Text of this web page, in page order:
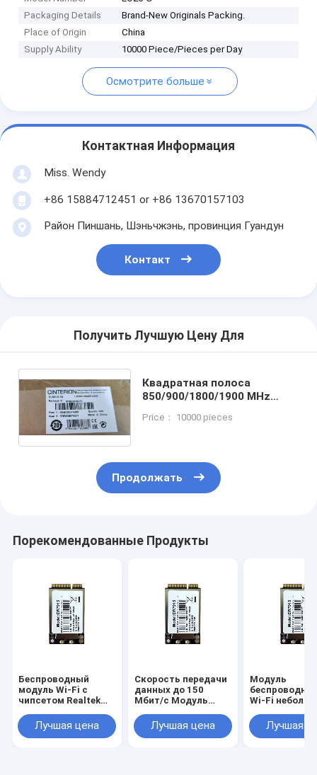
Packaging Details
Brand-New Originals Packing.
Place of Origin
China
Supply Ability
10000 Piece/Pieces per Day
Осмотрите больше
Контактная Информация
Miss. Wendy
+86 15884712451 or +86 13670157103
Район Пиншань, Шэньчжэнь, провинция Гуандун
Контакт
Получить Лучшую Цену Для
Квадратная полоса
850/900/1800/1900 MHz
адаптер с совместимостью
Price： 10000 pieces
Продолжать
Порекомендованные Продукты
Беспроводный
модуль Wi-Fi с
чипсетом Realtek
встроенной
антенной PCB
Лучшая цена
Скорость передачи
данных до 150
Мбит/с Модуль
Рабочее
напряжение
Лучшая цена
Модуль
Wi-Fi
подключения
Лучшая